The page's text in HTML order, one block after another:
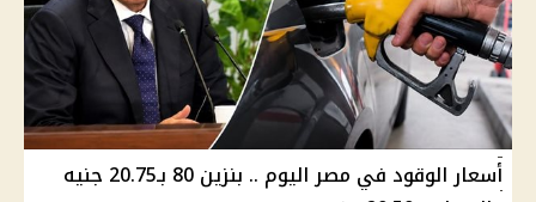
أسعار الوقود في مصر اليوم .. بنزين 80 بـ20.75 جنيه